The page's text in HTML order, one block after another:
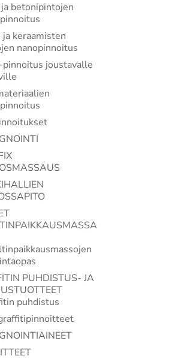
betonipintojen
ja keraamisten
nanopinnoitus
pinnoitus joustavalle
PUHDISTUS- JA
puhdistus